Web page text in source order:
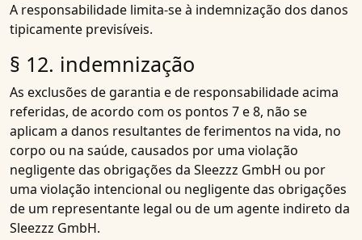
A responsabilidade limita-se à indemnização dos danos
tipicamente previsíveis.
§ 12. indemnização
As exclusões de garantia e de responsabilidade acima
referidas, de acordo com os pontos 7 e 8, não se
aplicam a danos resultantes de ferimentos na vida, no
corpo ou na saúde, causados por uma violação
negligente das obrigações da Sleezzz GmbH ou por
uma violação intencional ou negligente das obrigações
de um representante legal ou de um agente indireto da
Sleezzz GmbH.